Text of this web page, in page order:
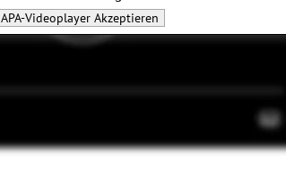
APA-VideoplayerAkzeptieren